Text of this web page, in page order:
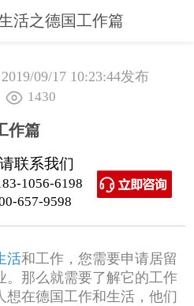
活之德国工作篇
2019/09/17 10:23:44发布
1430
作篇
请联系我们
1056-6198
657-9598
活和工作，您需要申请居留
。那么就需要了解它的工作
想在德国工作和生活，他们